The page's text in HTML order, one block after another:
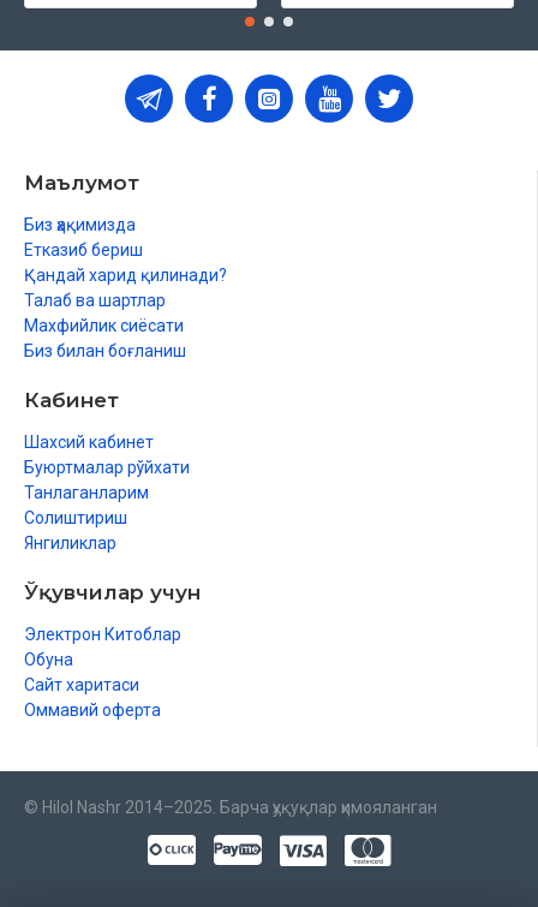
Маълумот
Биз ҳақимизда
Етказиб бериш
Қандай харид қилинади?
Талаб ва шартлар
Махфийлик сиёсати
Биз билан боғланиш
Кабинет
Шахсий кабинет
Буюртмалар рўйхати
Танлаганларим
Солиштириш
Янгиликлар
Ўқувчилар учун
Электрон Китоблар
Обуна
Сайт харитаси
Оммавий оферта
© Hilol Nashr 2014–2025. Барча ҳуқуқлар ҳимояланган